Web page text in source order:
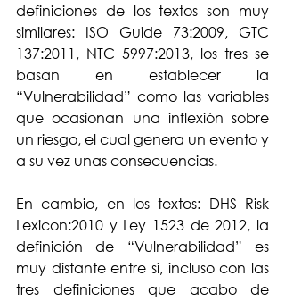
definiciones de los textos son muy
similares: ISO Guide 73:2009, GTC
137:2011, NTC 5997:2013, los tres se
basan en establecer la
“Vulnerabilidad” como las variables
que ocasionan una inflexión sobre
un riesgo, el cual genera un evento y
a su vez unas consecuencias.
En cambio, en los textos: DHS Risk
Lexicon:2010 y Ley 1523 de 2012, la
definición de “Vulnerabilidad” es
muy distante entre sí, incluso con las
tres definiciones que acabo de